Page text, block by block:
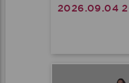
2026.09.04